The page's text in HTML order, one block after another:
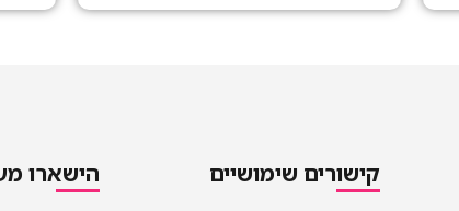
קישורים שימושיים הישארו